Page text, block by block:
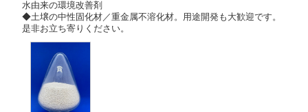
水由来の環境改善剤
◆土壌の中性固化材／重金属不溶化材。用途開発も大歓迎です。
是非お立ち寄りください。